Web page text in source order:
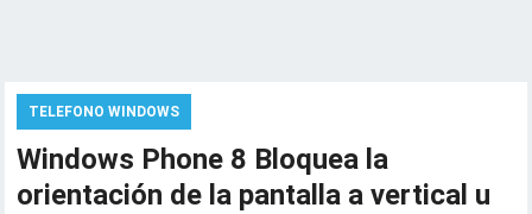
TELEFONO WINDOWS
Windows Phone 8 Bloquea la
orientación de la pantalla a vertical u